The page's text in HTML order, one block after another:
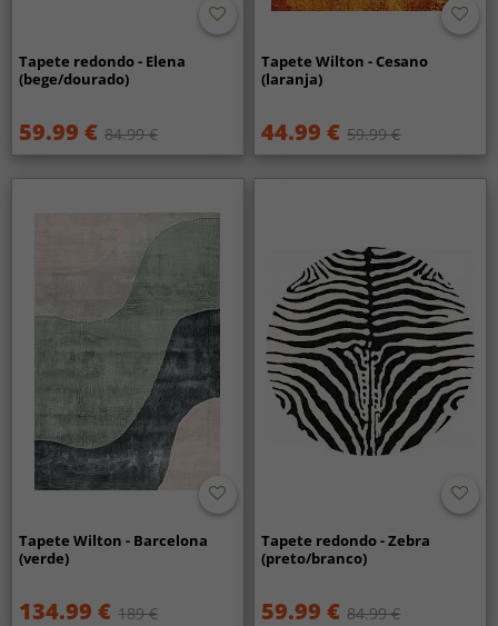
Tapete redondo - Elena
(bege/dourado)
59.99 € 84.99 €
Tapete Wilton - Cesano
(laranja)
44.99 € 59.99 €
Tapete Wilton - Barcelona
(verde)
134.99 € 189 €
Tapete redondo - Zebra
(preto/branco)
59.99 € 84.99 €